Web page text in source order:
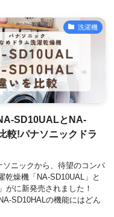
洗濯機
SD10UALとNA-
較!パナソニックドラ
ソニックから、待望のコンパ
乾燥機「NA-SD10UAL」と
がに新発売されました！
SD10HALの機能にはどん